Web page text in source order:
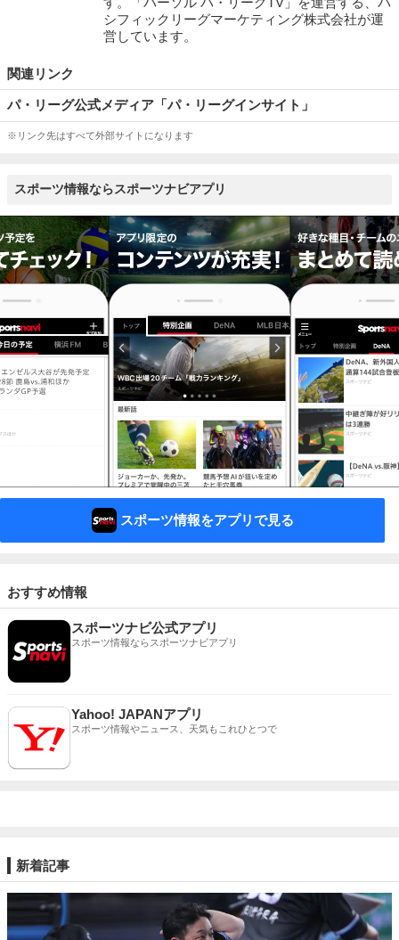
シフィックリーグマーケティング株式会社が運
営しています。
関連リンク
パ・リーグ公式メディア「パ・リーグインサイト」
※リンク先はすべて外部サイトになります
スポーツ情報ならスポーツナビアプリ
スポーツ情報をアプリで見る
おすすめ情報
スポーツナビ公式アプリ
スポーツ情報ならスポーツナビアプリ
Yahoo! JAPANアプリ
スポーツ情報やニュース、天気もこれひとつで
新着記事